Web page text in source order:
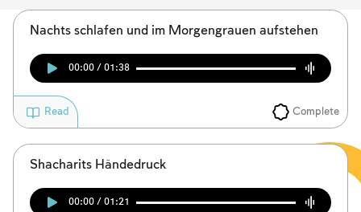
Nachts schlafen und im Morgengrauen aufstehen
00:00 / 01:38
Complete
Read
Shacharits Händedruck
00:00 / 01:21